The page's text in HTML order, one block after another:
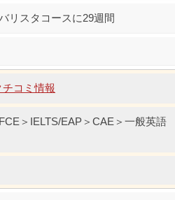
リスタコースに29週間
コミ情報
＞IELTS/EAP＞CAE＞一般英語